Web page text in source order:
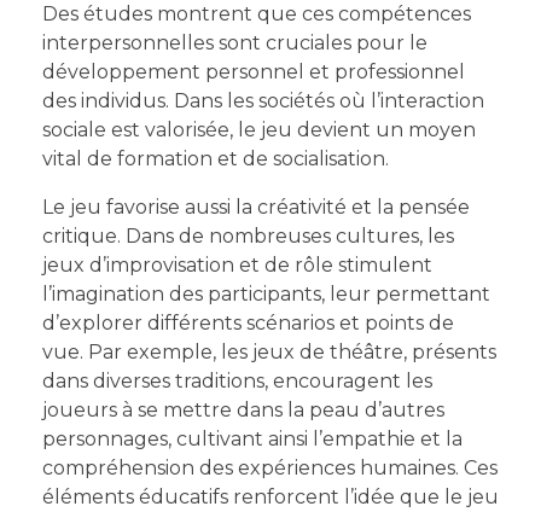
Des études montrent que ces compétences
interpersonnelles sont cruciales pour le
développement personnel et professionnel
des individus. Dans les sociétés où l’interaction
sociale est valorisée, le jeu devient un moyen
vital de formation et de socialisation.
Le jeu favorise aussi la créativité et la pensée
critique. Dans de nombreuses cultures, les
jeux d’improvisation et de rôle stimulent
l’imagination des participants, leur permettant
d’explorer différents scénarios et points de
vue. Par exemple, les jeux de théâtre, présents
dans diverses traditions, encouragent les
joueurs à se mettre dans la peau d’autres
personnages, cultivant ainsi l’empathie et la
compréhension des expériences humaines. Ces
éléments éducatifs renforcent l’idée que le jeu